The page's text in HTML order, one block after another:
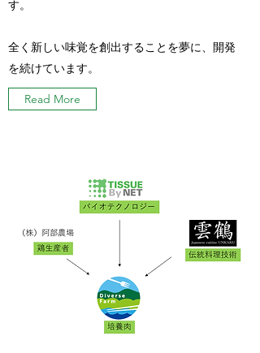
す。
全く新しい味覚を創出することを夢に、開発
を続けています。
Read More